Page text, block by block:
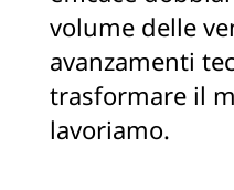
volume delle
avanzamenti
trasformare il
lavoriamo.